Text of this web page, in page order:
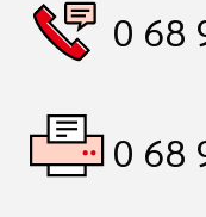
0 68
0 68